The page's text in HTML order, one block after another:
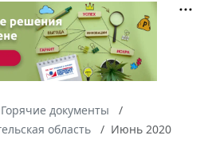
Горячие документы
область Июнь 2020